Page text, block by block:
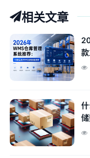
相关文章